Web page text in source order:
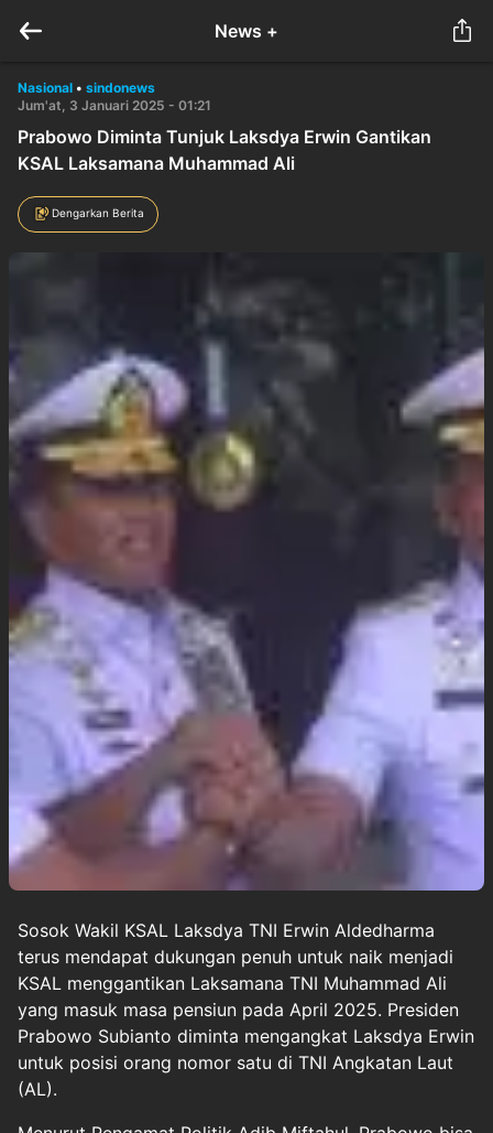
News +
Nasional • sindonews
Jum'at, 3 Januari 2025 - 01:21
Prabowo Diminta Tunjuk Laksdya Erwin Gantikan
KSAL Laksamana Muhammad Ali
Dengarkan Berita
Sosok Wakil KSAL Laksdya TNI Erwin Aldedharma
terus mendapat dukungan penuh untuk naik menjadi
KSAL menggantikan Laksamana TNI Muhammad Ali
yang masuk masa pensiun pada April 2025. Presiden
Prabowo Subianto diminta mengangkat Laksdya Erwin
untuk posisi orang nomor satu di TNI Angkatan Laut
(AL).